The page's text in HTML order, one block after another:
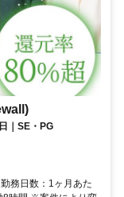
｜SE・PG
務日数：1ヶ月あた